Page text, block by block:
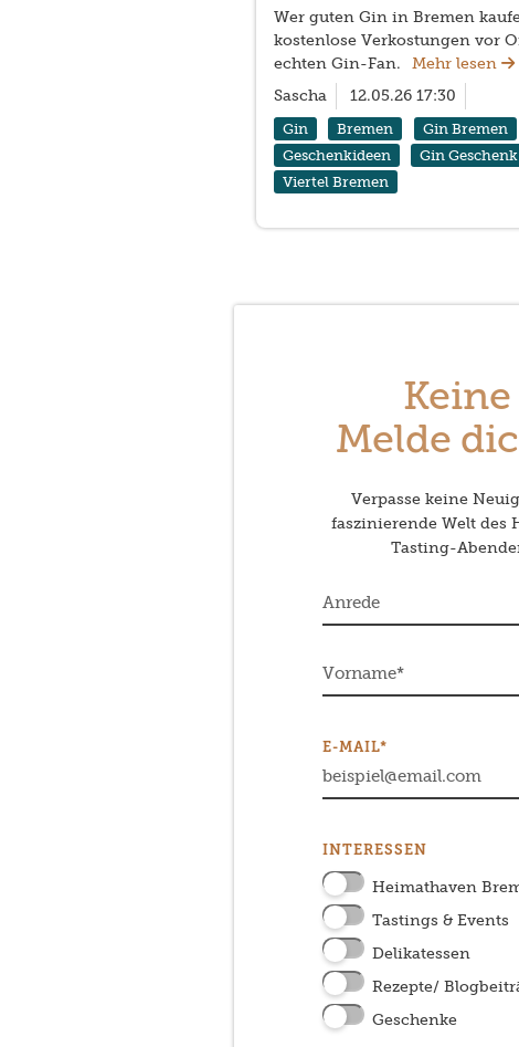
Wer guten Gin in Bremen
kostenlose Verkostungen vor
echten Gin-Fan.
Mehr lesen
Sascha
12.05.26 17:30
Gin Bremen Gin Bremen
Geschenkideen
Gin Geschenk
Viertel Bremen
Melde
Verpasse keine
faszinierende Welt des
Tasting-
E-MAIL*
INTERESSEN
Heimathaven
Tastings & Events
Delikatessen
Rezepte/
Geschenke